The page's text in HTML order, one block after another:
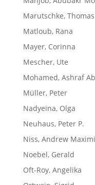
Marutschke, Thomas
Matloub, Rana
Mayer, Corinna
Mescher, Ute
Mohamed, Ashraf
Müller, Peter
Nadyeina, Olga
Neuhaus, Peter P.
Niss, Andrew
Noebel, Gerald
Oft-Roy, Angelika